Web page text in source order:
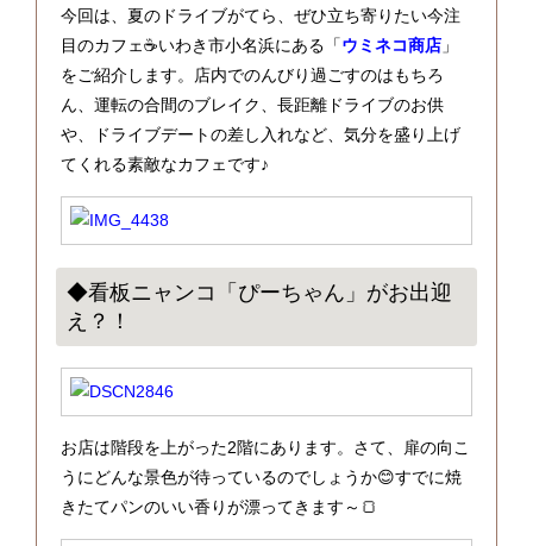
今回は、夏のドライブがてら、ぜひ立ち寄りたい今注
目のカフェ☕いわき市小名浜にある「ウミネコ商店」
をご紹介します。店内でのんびり過ごすのはもちろ
ん、運転の合間のブレイク、長距離ドライブのお供
や、ドライブデートの差し入れなど、気分を盛り上げ
てくれる素敵なカフェです♪
◆看板ニャンコ「ぴーちゃん」がお出迎
え？！
お店は階段を上がった2階にあります。さて、扉の向こ
うにどんな景色が待っているのでしょうか😊すでに焼
きたてパンのいい香りが漂ってきます～🍞